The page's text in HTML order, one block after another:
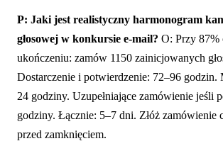
P: Jaki jest realistyczny harmonogram
głosowej w konkursie e-mail? O: Przy 87%
ukończeniu: zamów 1150 zainicjowanych
Dostarczenie i potwierdzenie: 72–96 godzin.
24 godziny. Uzupełniające zamówienie jeśli
godziny. Łącznie: 5–7 dni. Złóż zamówienie
przed zamknięciem.